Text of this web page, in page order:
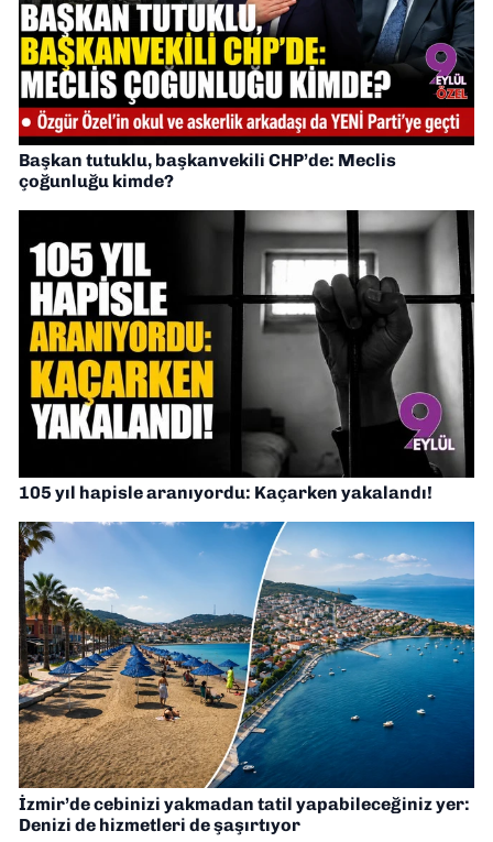
Başkan tutuklu, başkanvekili CHP’de: Meclis
çoğunluğu kimde?
105 yıl hapisle aranıyordu: Kaçarken yakalandı!
İzmir’de cebinizi yakmadan tatil yapabileceğiniz yer:
Denizi de hizmetleri de şaşırtıyor